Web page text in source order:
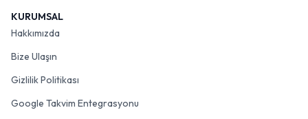
KURUMSAL
Hakkımızda
Bize Ulaşın
Gizlilik Politikası
Google Takvim Entegrasyonu